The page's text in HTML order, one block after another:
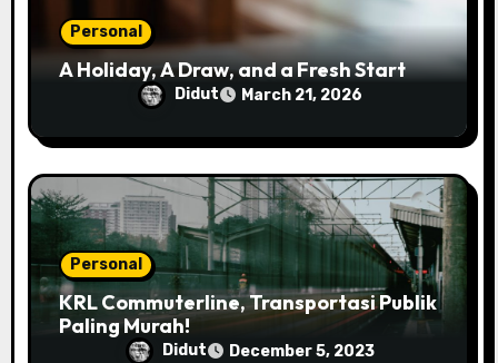
n
Personal
A Holiday, A Draw, and a Fresh Start
Didut March 21, 2026
Personal
KRL Commuterline, Transportasi Publik
Paling Murah!
Didut December 5, 2023